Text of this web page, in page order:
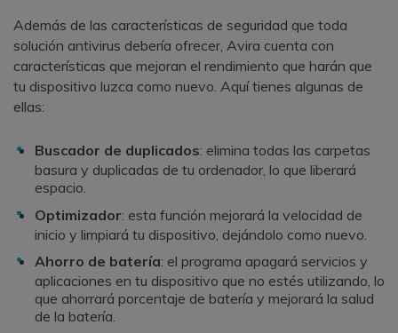
Además de las características de seguridad que toda
solución antivirus debería ofrecer, Avira cuenta con
características que mejoran el rendimiento que harán que
tu dispositivo luzca como nuevo. Aquí tienes algunas de
ellas:
Buscador de duplicados: elimina todas las carpetas
basura y duplicadas de tu ordenador, lo que liberará
espacio.
Optimizador: esta función mejorará la velocidad de
inicio y limpiará tu dispositivo, dejándolo como nuevo.
Ahorro de batería: el programa apagará servicios y
aplicaciones en tu dispositivo que no estés utilizando, lo
que ahorrará porcentaje de batería y mejorará la salud
de la batería.